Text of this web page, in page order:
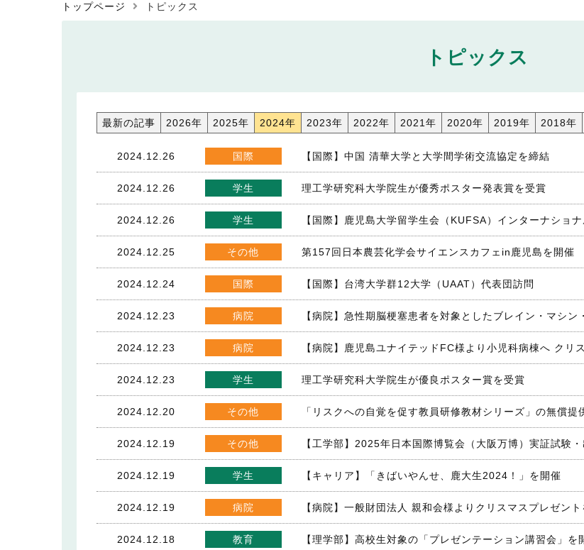
トップページ トピックス
トピックス
最新の記事 2026年 2025年 2024年 2023年 2022年 2021年 2020年 2019年 2018年
2024.12.26 国際 【国際】中国 清華大学と大学間学術交流協定を締結
2024.12.26 学生 理工学研究科大学院生が優秀ポスター発表賞を受賞
2024.12.26 学生 【国際】鹿児島大学留学生会（KUFSA）インターナショ
2024.12.25 その他 第157回日本農芸化学会サイエンスカフェin鹿児島を開催
2024.12.24 国際 【国際】台湾大学群12大学（UAAT）代表団訪問
2024.12.23 病院 【病院】急性期脳梗塞患者を対象としたブレイン・マシ
2024.12.23 病院 【病院】鹿児島ユナイテッドFC様より小児科病棟へ クリ
2024.12.23 学生 理工学研究科大学院生が優良ポスター賞を受賞
2024.12.20 その他 「リスクへの自覚を促す教員研修教材シリーズ」の無償提
2024.12.19 その他 【工学部】2025年日本国際博覧会（大阪万博）実証試験
2024.12.19 学生 【キャリア】「きばいやんせ、鹿大生2024！」を開催
2024.12.19 病院 【病院】一般財団法人 親和会様よりクリスマスプレゼン
2024.12.18 教育 【理学部】高校生対象の「プレゼンテーション講習会」を